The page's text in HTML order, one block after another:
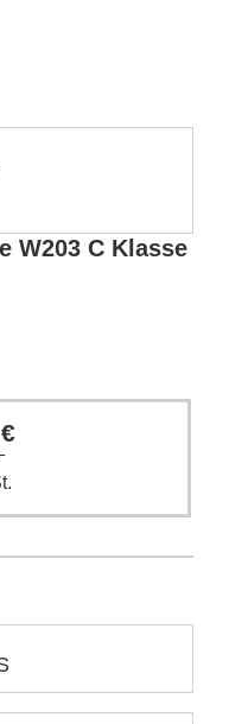
W203 C Klasse